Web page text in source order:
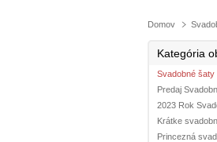
Domov
Kategória
Svadobné šaty
Predaj
2023 Rok
Krátke
Princezná